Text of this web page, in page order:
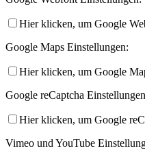
Hier klicken, um Google
Google Maps Einstellungen:
Hier klicken, um Google
Google reCaptcha
Hier klicken, um Google
Vimeo und YouTube